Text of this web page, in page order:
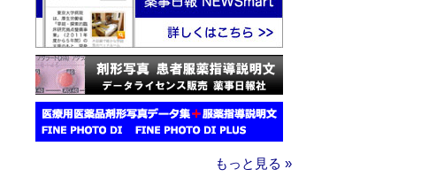
もっと見る »